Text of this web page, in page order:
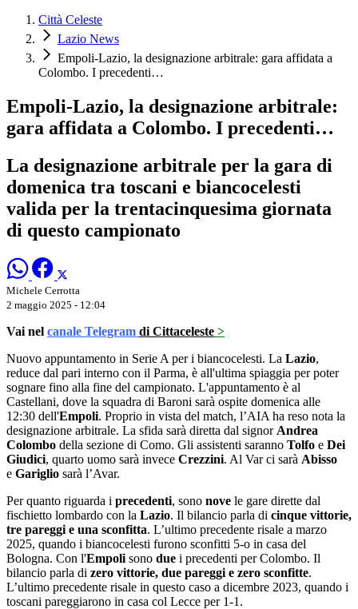
Città Celeste
Lazio News
Empoli-Lazio, la designazione arbitrale: gara affidata a
Colombo. I precedenti…
Empoli-Lazio, la designazione arbitrale:
gara affidata a Colombo. I precedenti…
La designazione arbitrale per la gara di
domenica tra toscani e biancocelesti
valida per la trentacinquesima giornata
di questo campionato
Michele Cerrotta
2 maggio 2025 - 12:04
Vai nel canale Telegram di Cittaceleste >
Nuovo appuntamento in Serie A per i biancocelesti. La Lazio,
reduce dal pari interno con il Parma, è all'ultima spiaggia per poter
sognare fino alla fine del campionato. L'appuntamento è al
Castellani, dove la squadra di Baroni sarà ospite domenica alle
12:30 dell'Empoli. Proprio in vista del match, l’AIA ha reso nota la
designazione arbitrale. La sfida sarà diretta dal signor Andrea
Colombo della sezione di Como. Gli assistenti saranno Tolfo e Dei
Giudici, quarto uomo sarà invece Crezzini. Al Var ci sarà Abisso
e Gariglio sarà l’Avar.
Per quanto riguarda i precedenti, sono nove le gare dirette dal
fischietto lombardo con la Lazio. Il bilancio parla di cinque vittorie,
tre pareggi e una sconfitta. L’ultimo precedente risale a marzo
2025, quando i biancocelesti furono sconfitti 5-o in casa del
Bologna. Con l'Empoli sono due i precedenti per Colombo. Il
bilancio parla di zero vittorie, due pareggi e zero sconfitte.
L’ultimo precedente risale in questo caso a dicembre 2023, quando i
toscani pareggiarono in casa col Lecce per 1-1.